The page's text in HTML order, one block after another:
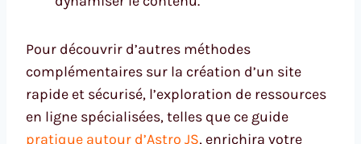
Pour découvrir d’autres méthodes
complémentaires sur la création d’un site
rapide et sécurisé, l’exploration de ressources
en ligne spécialisées, telles que ce guide
pratique autour d’Astro JS, enrichira votre